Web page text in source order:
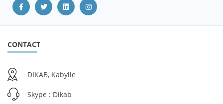
CONTACT
DIKAB, Kabylie
Skype : Dikab